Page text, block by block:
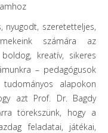
nyugodt, szeretetteljes,
számára az
kreatív, sikeres
– pedagógusok
alapokon
azt Prof. Dr. Bagdy
törekszünk, hogy a
feladatai, játékai,